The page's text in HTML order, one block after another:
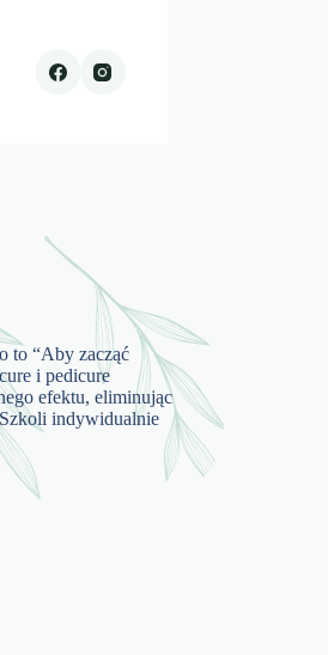
to “Aby zacząć
i pedicure
efektu, eliminując
indywidualnie